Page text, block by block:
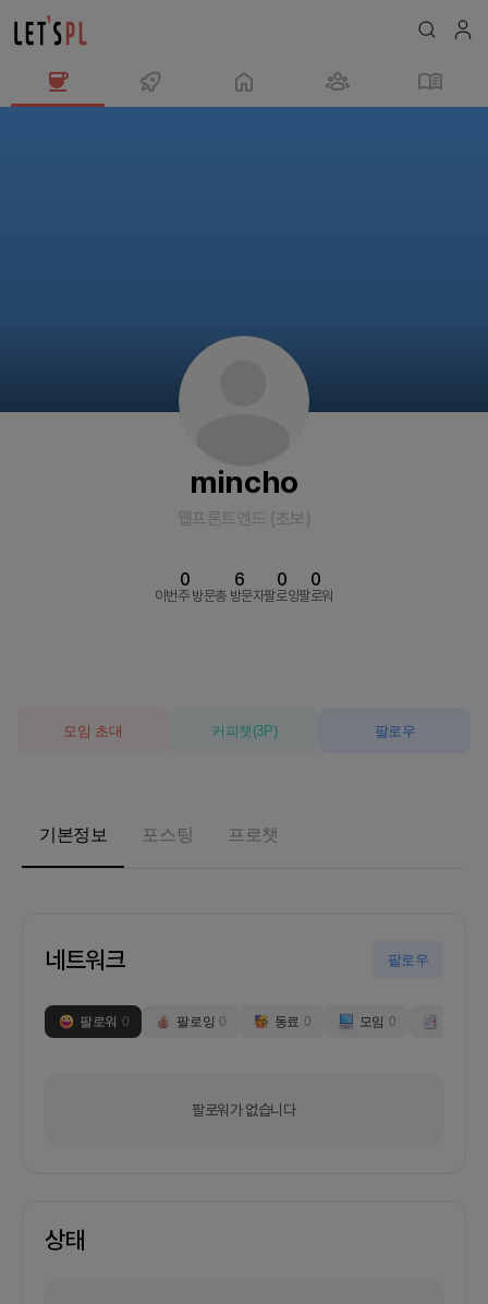
mincho
웹프론트엔드 (초보)
이번주 방문
0
총 방문자
6
팔로잉
0
팔로워
0
모임 초대 커피챗 (3P) 팔로우
기본정보 포스팅 프로챗
네트워크 팔로우
팔로워 0 팔로잉 0 동료 0 모임 0
팔로워가 없습니다
상태